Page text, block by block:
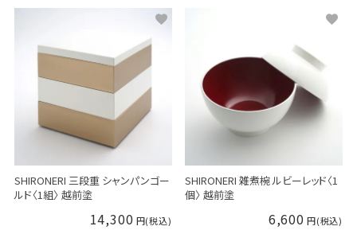
SHIRONERI 三段重 シャンパンゴー
ルド〈1組〉 越前塗
14,300
SHIRONERI 雑煮椀 ルビーレッド〈1
個〉 越前塗
6,600